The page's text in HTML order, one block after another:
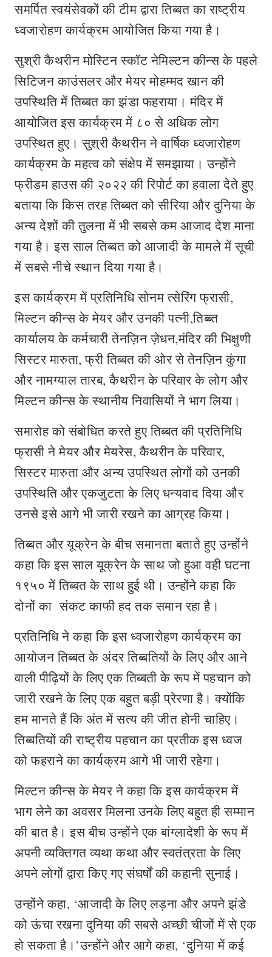
समर्पित स्वयंसेवकों की टीम द्वारा तिब्बत का राष्ट्रीय
ध्वजारोहण कार्यक्रम आयोजित किया गया है।
सुश्री कैथरीन मोस्टिन स्कॉट नेमिल्टन कीन्स के पहले
सिटिजन काउंसलर और मेयर मोहम्मद खान की
उपस्थिति में तिब्बत का झंडा फहराया। मंदिर में
आयोजित इस कार्यक्रम में ८० से अधिक लोग
उपस्थित हुए। सुश्री कैथरीन ने वार्षिक ध्वजारोहण
कार्यक्रम के महत्व को संक्षेप में समझाया। उन्होंने
फ्रीडम हाउस की २०२२ की रिपोर्ट का हवाला देते हुए
बताया कि किस तरह तिब्बत को सीरिया और दुनिया के
अन्य देशों की तुलना में भी सबसे कम आजाद देश माना
गया है। इस साल तिब्बत को आजादी के मामले में सूची
में सबसे नीचे स्थान दिया गया है।
इस कार्यक्रम में प्रतिनिधि सोनम त्सेरिंग फ्रासी,
मिल्टन कीन्स के मेयर और उनकी पत्नी,तिब्ब्त
कार्यालय के कर्मचारी तेनज़िन ज़ेधन,मंदिर की भिक्षुणी
सिस्टर मारुता, फ्री तिब्बत की ओर से तेनज़िन कुंगा
और नामग्याल तारब, कैथरीन के परिवार के लोग और
मिल्टन कीन्स के स्थानीय निवासियों ने भाग लिया।
समारोह को संबोधित करते हुए तिब्बत की प्रतिनिधि
फ्रासी ने मेयर और मेयरेस, कैथरीन के परिवार,
सिस्टर मारुता और अन्य उपस्थित लोगों को उनकी
उपस्थिति और एकजुटता के लिए धन्यवाद दिया और
उनसे इसे आगे भी जारी रखने का आग्रह किया।
तिब्बत और यूक्रेन के बीच समानता बताते हुए उन्होंने
कहा कि इस साल यूक्रेन के साथ जो हुआ वही घटना
१९५० में तिब्बत के साथ हुई थी। उन्होंने कहा कि
दोनों का संकट काफी हद तक समान रहा है।
प्रतिनिधि ने कहा कि इस ध्वजारोहण कार्यक्रम का
आयोजन तिब्बत के अंदर तिब्बतियों के लिए और आने
वाली पीढ़ियों के लिए एक तिब्बती के रूप में पहचान को
जारी रखने के लिए एक बहुत बड़ी प्रेरणा है। क्योंकि
हम मानते हैं कि अंत में सत्य की जीत होनी चाहिए।
तिब्बतियों की राष्ट्रीय पहचान का प्रतीक इस ध्वज
को फहराने का कार्यक्रम आगे भी जारी रहेगा।
मिल्टन कीन्स के मेयर ने कहा कि इस कार्यक्रम में
भाग लेने का अवसर मिलना उनके लिए बहुत ही सम्मान
की बात है। इस बीच उन्होंने एक बांग्लादेशी के रूप में
अपनी व्यक्तिगत व्यथा कथा और स्वतंत्रता के लिए
अपने लोगों द्वारा किए गए संघर्षों की कहानी सुनाई।
उन्होंने कहा, ‘आजादी के लिए लड़ना और अपने झंडे
को ऊंचा रखना दुनिया की सबसे अच्छी चीजों में से एक
हो सकता है।’उन्होंने और आगे कहा, ‘दुनिया में कई